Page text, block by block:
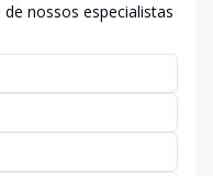
nossos especialistas